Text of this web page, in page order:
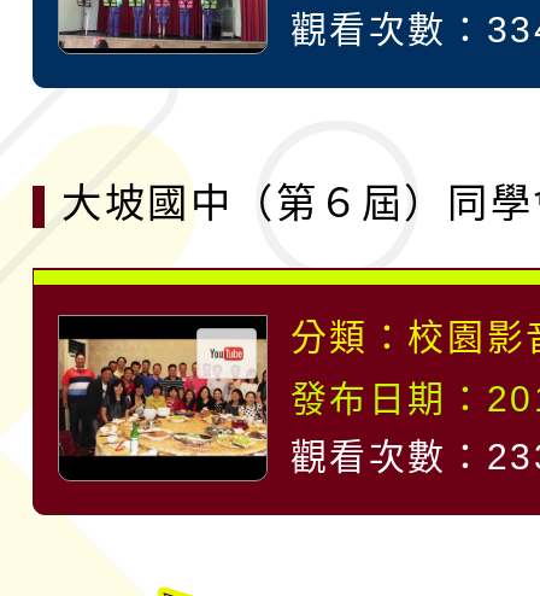
觀看次數：
大坡國中（第６屆）同
分類： 校園影
發布日期：
觀看次數：